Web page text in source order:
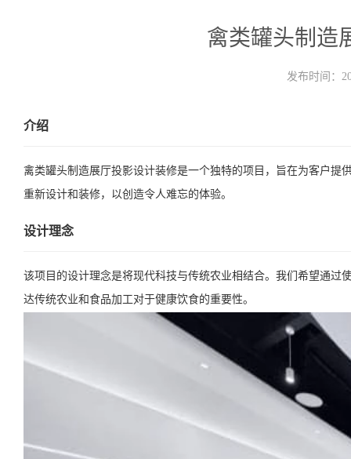
禽类罐头制造
发布时间：
介绍
禽类罐头制造展厅投影设计装修是一个独特的项目，旨在为客户
重新设计和装修，以创造令人难忘的体验。
设计理念
该项目的设计理念是将现代科技与传统农业相结合。我们希望通
达传统农业和食品加工对于健康饮食的重要性。